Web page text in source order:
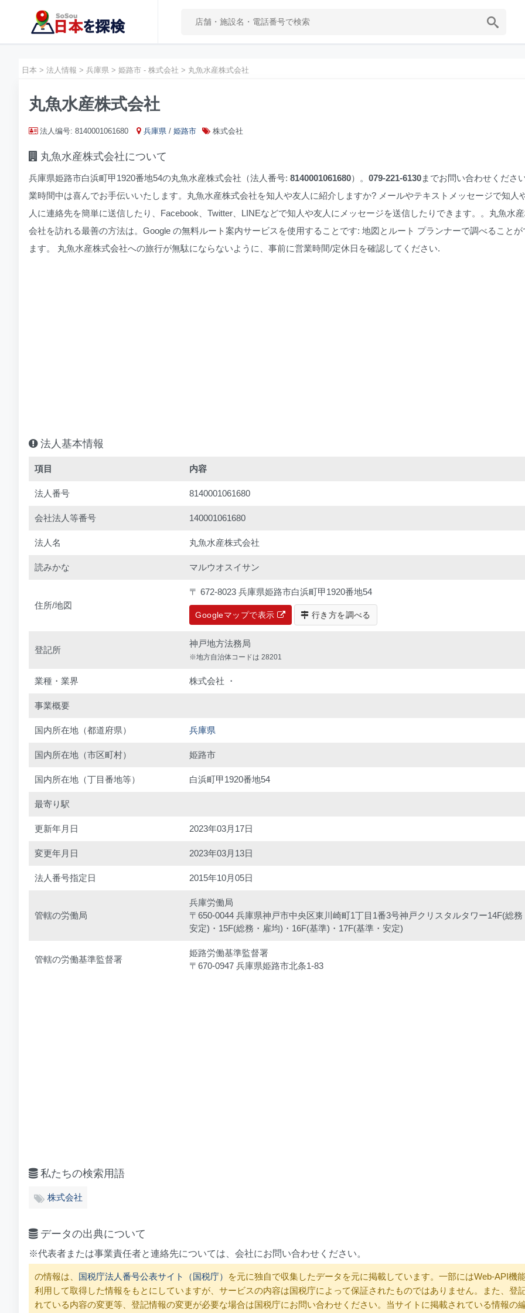
日本 > 法人情報 > 兵庫県 > 姫路市 - 株式会社 > 丸魚水産株式会社
丸魚水産株式会社
法人编号: 8140001061680 兵庫県 / 姫路市 株式会社
丸魚水産株式会社について
兵庫県姫路市白浜町甲1920番地54の丸魚水産株式会社（法人番号: 8140001061680）。 079-221-6130までお問い合わせくださ
業時間中は喜んでお手伝いいたします。丸魚水産株式会社を知人や友人に紹介しますか? メールやテキストメッセージで知人
人に連絡先を簡単に送信したり、Facebook、Twitter、LINEなどで知人や友人にメッセージを送信したりできます。。丸魚水
会社を訪れる最善の方法は。Google の無料ルート案内サービスを使用することです: 地図とルート プランナーで調べることが
ます。 丸魚水産株式会社への旅行が無駄にならないように、事前に営業時間/定休日を確認してください.
法人基本情報
項目 内容
法人番号 8140001061680
会社法人等番号 140001061680
法人名 丸魚水産株式会社
読みかな マルウオスイサン
住所/地図
〒 672-8023 兵庫県姫路市白浜町甲1920番地54
Googleマップで表示 行き方を調べる
登記所
神戸地方法務局
※地方自治体コードは 28201
業種・業界 株式会社 ・
事業概要
国内所在地（都道府県） 兵庫県
国内所在地（市区町村） 姫路市
国内所在地（丁目番地等） 白浜町甲1920番地54
最寄り駅
更新年月日 2023年03月17日
変更年月日 2023年03月13日
法人番号指定日 2015年10月05日
管轄の労働局
兵庫労働局
〒650-0044 兵庫県神戸市中央区東川崎町1丁目1番3号神戸クリスタルタワー14F(総務
安定)・15F(総務・雇均)・16F(基準)・17F(基準・安定)
管轄の労働基準監督署
姫路労働基準監督署
〒670-0947 兵庫県姫路市北条1-83
私たちの検索用語
株式会社
データの出典について
※代表者または事業責任者と連絡先については、会社にお問い合わせください。
の情報は、 国税庁法人番号公表サイト（国税庁）
を元に独自で収集したデータを元に掲載しています。一部にはWeb-API機
利用して取得した情報をもとにしていますが、サービスの内容は国税庁によって保証されたものではありません。また、登
れている内容の変更等、登記情報の変更が必要な場合は国税庁にお問い合わせください。当サイトに掲載されている情報の